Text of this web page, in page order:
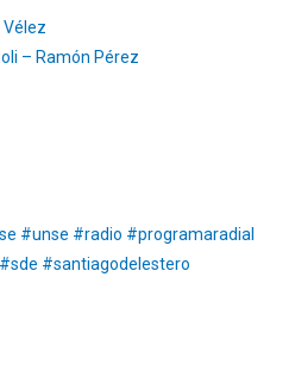
Vélez
– Ramón Pérez
#unse #radio #programaradial
#santiagodelestero